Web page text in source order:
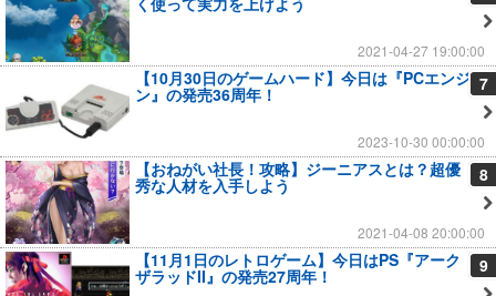
2021-04-27 19:00:00
7
【10月30日のゲームハード】今日は『PCエンジ
ン』の発売36周年！
2023-10-30 00:00:00
8
【おねがい社長！攻略】ジーニアスとは？超優
秀な人材を入手しよう
2021-04-08 20:00:00
9
【11月1日のレトロゲーム】今日はPS『アーク
ザラッドII』の発売27周年！